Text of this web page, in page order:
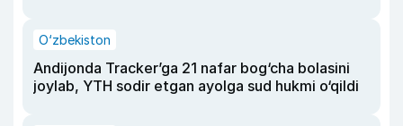
O‘zbekiston
Andijonda Tracker’ga 21 nafar bog‘cha bolasini
joylab, YTH sodir etgan ayolga sud hukmi o‘qildi